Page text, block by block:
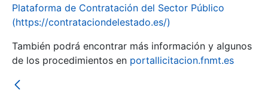
Plataforma de Contratación del Sector Público
(https://contrataciondelestado.es/)
También podrá encontrar más información y algunos
de los procedimientos en portallicitacion.fnmt.es